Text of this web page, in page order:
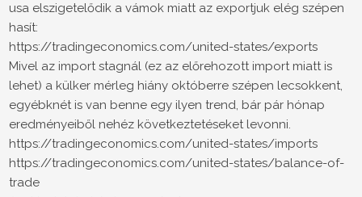
usa elszigetelődik a vámok miatt az exportjuk elég szépen
hasít:
https://tradingeconomics.com/united-states/exports
Mivel az import stagnál (ez az előrehozott import miatt is
lehet) a külker mérleg hiány októberre szépen lecsokkent,
egyébknét is van benne egy ilyen trend, bár pár hónap
eredményeiből nehéz következtetéseket levonni.
https://tradingeconomics.com/united-states/imports
https://tradingeconomics.com/united-states/balance-of-
trade